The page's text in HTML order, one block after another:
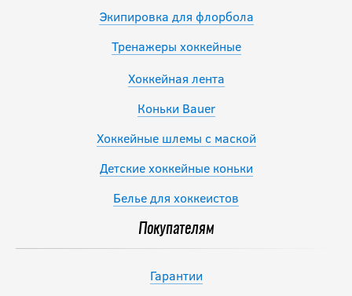
Экипировка для флорбола
Тренажеры хоккейные
Хоккейная лента
Коньки Bauer
Хоккейные шлемы с маской
Детские хоккейные коньки
Белье для хоккеистов
Покупателям
Гарантии